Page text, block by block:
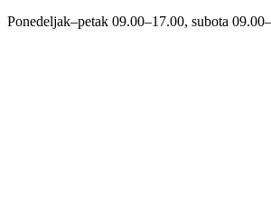
Ponedeljak–petak 09.00–17.00, subota